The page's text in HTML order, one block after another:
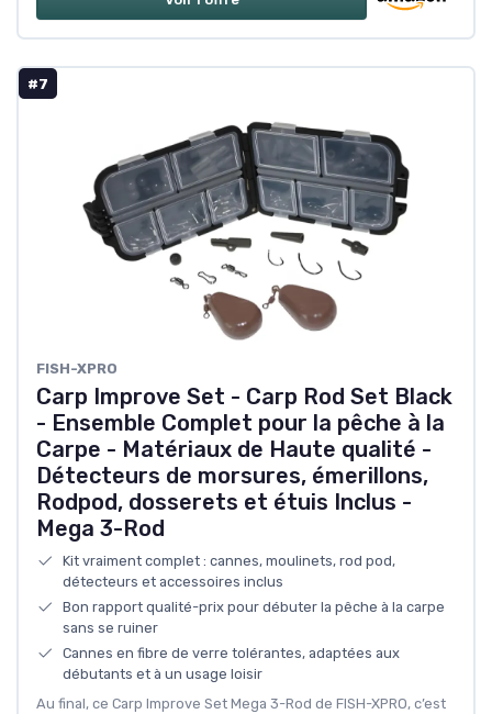
#7
FISH-XPRO
Carp Improve Set - Carp Rod Set Black
- Ensemble Complet pour la pêche à la
Carpe - Matériaux de Haute qualité -
Détecteurs de morsures, émerillons,
Rodpod, dosserets et étuis Inclus -
Mega 3-Rod
Kit vraiment complet : cannes, moulinets, rod pod,
détecteurs et accessoires inclus
Bon rapport qualité-prix pour débuter la pêche à la carpe
sans se ruiner
Cannes en fibre de verre tolérantes, adaptées aux
débutants et à un usage loisir
Au final, ce Carp Improve Set Mega 3-Rod de FISH-XPRO, c’est